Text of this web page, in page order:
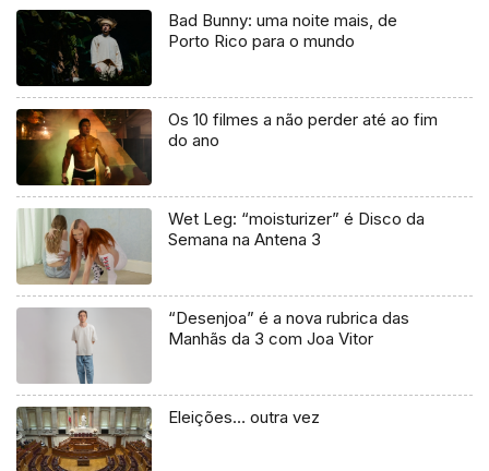
Bad Bunny: uma noite mais, de
Porto Rico para o mundo
Os 10 filmes a não perder até ao fim
do ano
Wet Leg: “moisturizer” é Disco da
Semana na Antena 3
“Desenjoa” é a nova rubrica das
Manhãs da 3 com Joa Vitor
Eleições… outra vez